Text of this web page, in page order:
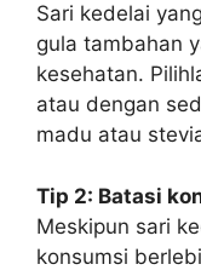
Sari kedelai
gula tambahan
kesehatan.
atau dengan
madu atau
Tip 2: Batasi
Meskipun sari
konsumsi